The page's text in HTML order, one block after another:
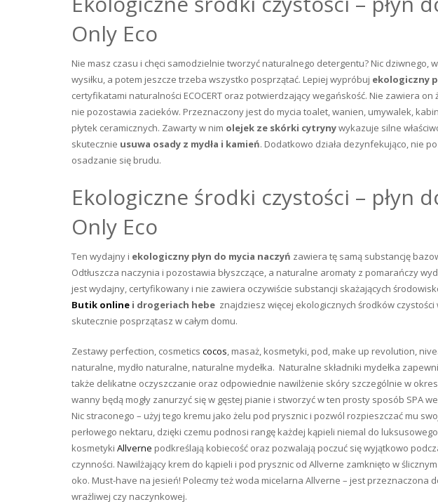
Only Eco
Nie masz czasu i chęci samodzielnie tworzyć naturalnego detergentu? Nic dziwnego,
wysiłku, a potem jeszcze trzeba wszystko posprzątać. Lepiej wypróbuj ekologiczny
certyfikatami naturalności ECOCERT oraz potwierdzający wegańskość. Nie zawiera
nie pozostawia zacieków. Przeznaczony jest do mycia toalet, wanien, umywalek,
płytek ceramicznych. Zawarty w nim olejek ze skórki cytrynywykazuje silne
skutecznie usuwa osady z mydła i kamień. Dodatkowo działa dezynfekująco, nie
osadzanie się brudu.
Ekologiczne środki czystości – płyn
Only Eco
Ten wydajny i ekologiczny płyn do mycia naczyń zawiera tę samą substancję
Odtłuszcza naczynia i pozostawia błyszczące, a naturalne aromaty z pomarańczy
jest wydajny, certyfikowany i nie zawiera oczywiście substancji skażających
Butik online i drogeriach hebe znajdziesz więcej ekologicznych środków
skutecznie posprzątasz w całym domu.
Zestawy perfection, cosmetics cocos, masaż, kosmetyki, pod, make up revolution,
naturalne, mydło naturalne, naturalne mydełka. Naturalne składniki mydełka
także delikatne oczyszczanie oraz odpowiednie nawilżenie skóry szczególnie w
wanny będą mogły zanurzyć się w gęstej pianie i stworzyć w ten prosty sposób SPA
Nic straconego – użyj tego kremu jako żelu pod prysznic i pozwól rozpieszczać mu
perłowego nektaru, dzięki czemu podnosi rangę każdej kąpieli niemal do
kosmetyki Allverne podkreślają kobiecość oraz pozwalają poczuć się wyjątkowo
czynności. Nawilżający krem do kąpieli i pod prysznic od Allverne zamknięto w
oko. Must-have na jesień! Polecmy też woda micelarna Allverne – jest przeznaczona
wrażliwej czy naczynkowej.